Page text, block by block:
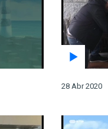
28 Abr 2020